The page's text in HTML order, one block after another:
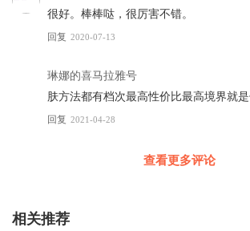
很好。棒棒哒，很厉害不错。
回复 2020-07-13
琳娜的喜马拉雅号
肤方法都有档次最高性价比最高境界就
回复 2021-04-28
查看更多评论
相关推荐